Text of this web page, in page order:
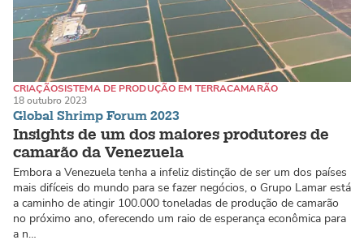
Global Shrimp Forum 2023
Insights de um dos maiores produtores de
camarão da Venezuela
CRIAÇÃOSISTEMA DE PRODUÇÃO EM TERRACAMARÃO
18 outubro 2023
Embora a Venezuela tenha a infeliz distinção de ser um dos países
mais difíceis do mundo para se fazer negócios, o Grupo Lamar está
a caminho de atingir 100.000 toneladas de produção de camarão
no próximo ano, oferecendo um raio de esperança econômica para
a n…